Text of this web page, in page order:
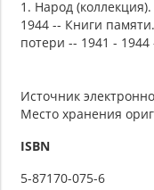
1. Народ
1944 -- Книги
потери -- 1941 -
Источник
Место хранения
ISBN
5-87170-075-6